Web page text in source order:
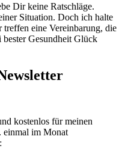
Dir keine Ratschläge.
Situation. Doch ich halte
eine Vereinbarung, die
Gesundheit Glück
kostenlos für meinen
einmal im Monat